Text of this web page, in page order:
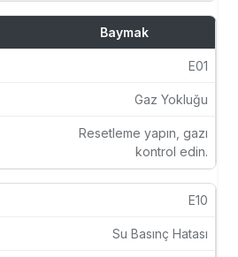
Baymak
E01
Gaz Yokluğu
Resetleme yapın, gazı
kontrol edin.
E10
Su Basınç Hatası